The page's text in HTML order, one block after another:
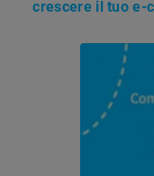
crescere il tuo e-